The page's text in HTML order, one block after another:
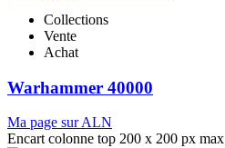
Collections
Vente
Achat
Warhammer 40000
Ma page sur ALN
Encart colonne top 200 x 200 px max